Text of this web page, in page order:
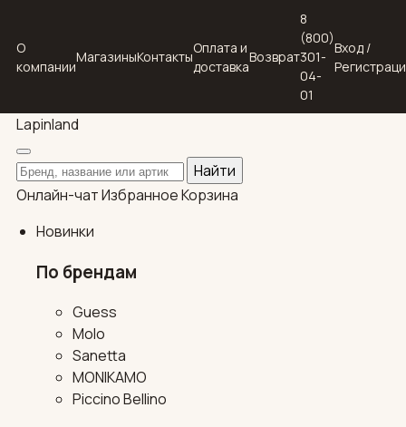
О
компании
МагазиныКонтакты
Оплата и
доставка
Возврат
8
(800)
301-
04-
01
Вход /
Lapinland
Поиск по каталогу
Найти
Онлайн-чатИзбранноеКорзина
Новинки
По брендам
Guess
Molo
Sanetta
MONIKAMO
Piccino Bellino